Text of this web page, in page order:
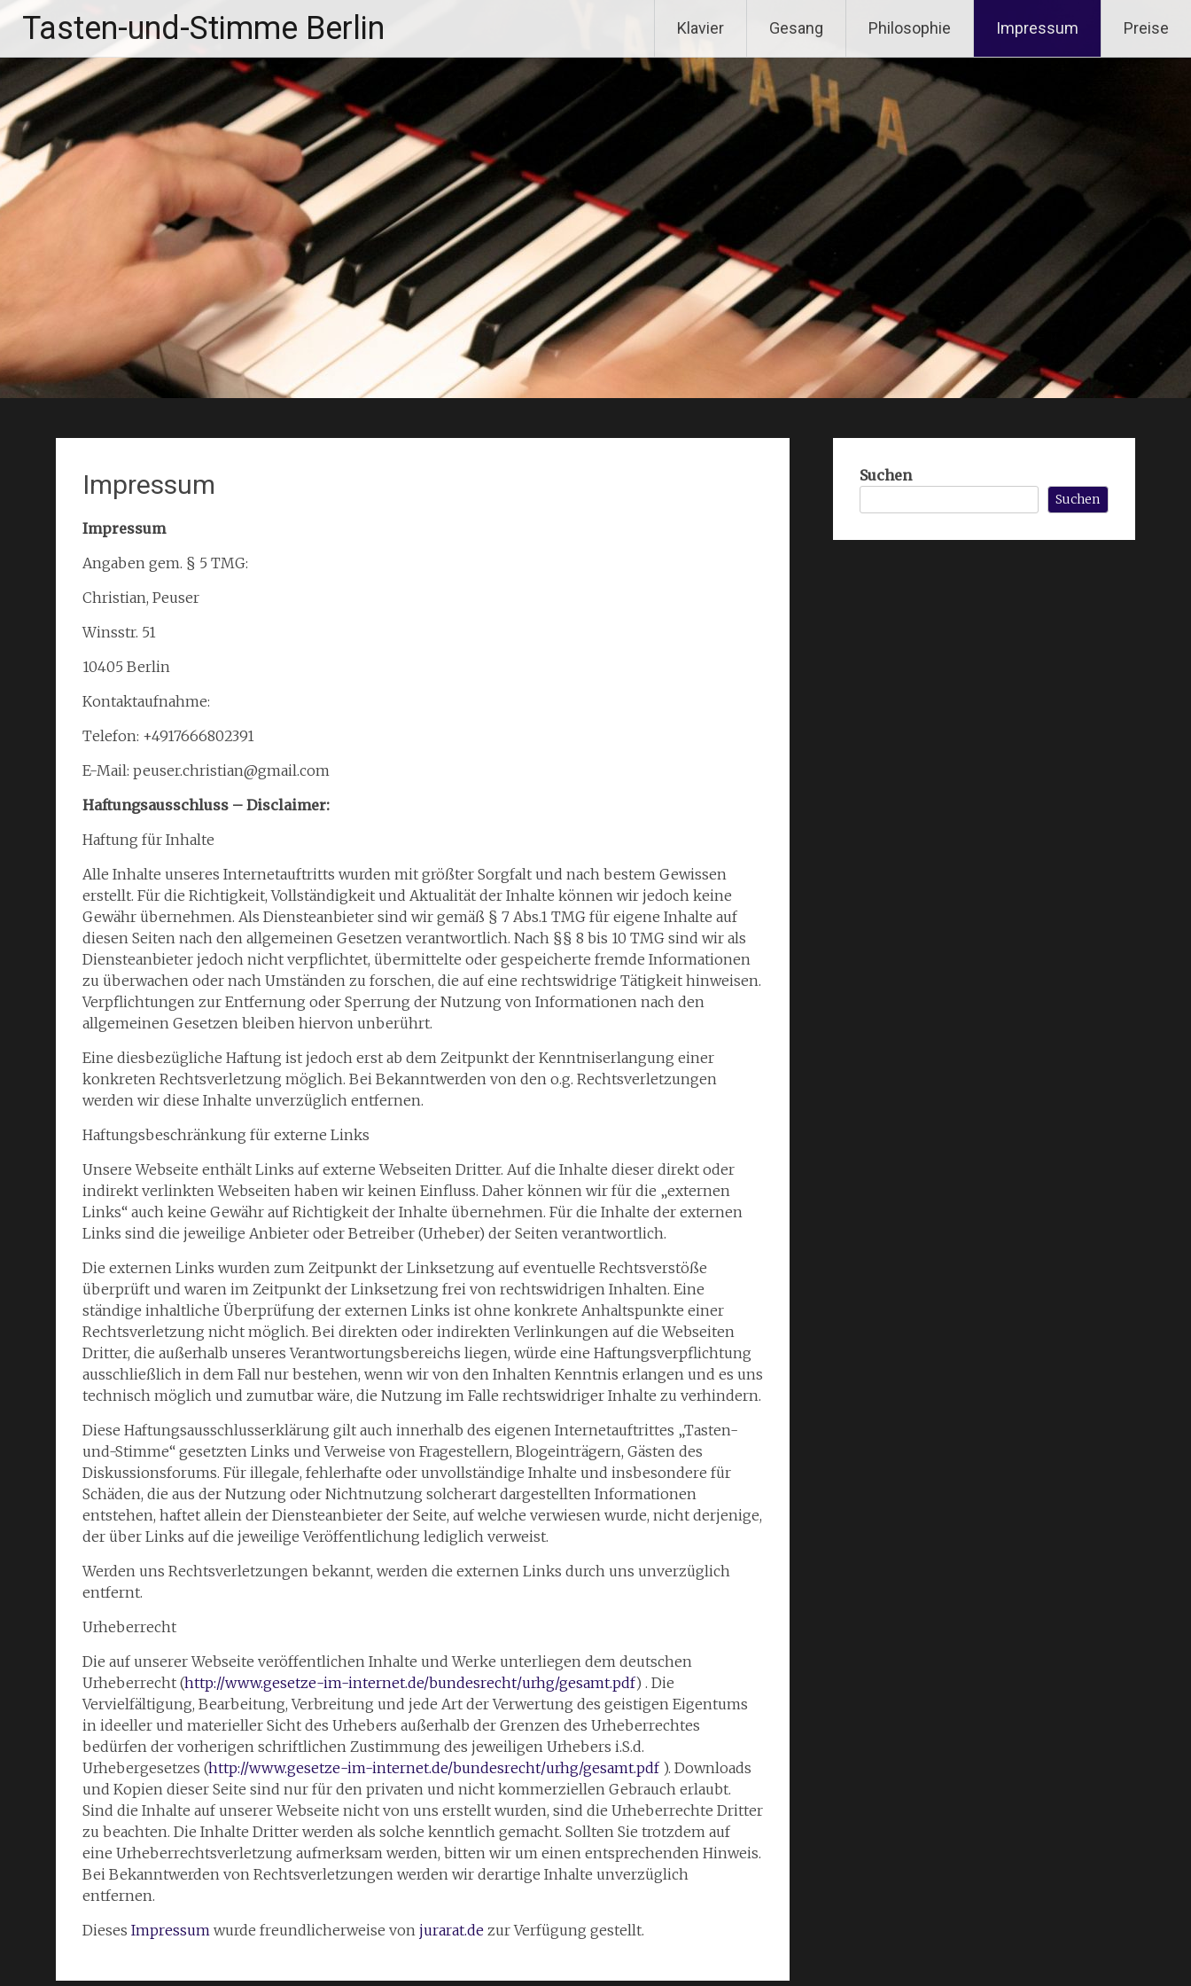
springen
Tasten-und-Stimme Berlin Klavier Gesang Philosophie Impressum Preise
Impressum
Impressum
Angaben gem. § 5 TMG:
Christian, Peuser
Winsstr. 51
10405 Berlin
Kontaktaufnahme:
Telefon: +4917666802391
E-Mail: peuser.christian@gmail.com
Haftungsausschluss – Disclaimer:
Haftung für Inhalte
Alle Inhalte unseres Internetauftritts wurden mit größter Sorgfalt und nach bestem Gewissen
erstellt. Für die Richtigkeit, Vollständigkeit und Aktualität der Inhalte können wir jedoch keine
Gewähr übernehmen. Als Diensteanbieter sind wir gemäß § 7 Abs.1 TMG für eigene Inhalte auf
diesen Seiten nach den allgemeinen Gesetzen verantwortlich. Nach §§ 8 bis 10 TMG sind wir als
Diensteanbieter jedoch nicht verpflichtet, übermittelte oder gespeicherte fremde Informationen
zu überwachen oder nach Umständen zu forschen, die auf eine rechtswidrige Tätigkeit hinweisen.
Verpflichtungen zur Entfernung oder Sperrung der Nutzung von Informationen nach den
allgemeinen Gesetzen bleiben hiervon unberührt.
Eine diesbezügliche Haftung ist jedoch erst ab dem Zeitpunkt der Kenntniserlangung einer
konkreten Rechtsverletzung möglich. Bei Bekanntwerden von den o.g. Rechtsverletzungen
werden wir diese Inhalte unverzüglich entfernen.
Haftungsbeschränkung für externe Links
Unsere Webseite enthält Links auf externe Webseiten Dritter. Auf die Inhalte dieser direkt oder
indirekt verlinkten Webseiten haben wir keinen Einfluss. Daher können wir für die „externen
Links“ auch keine Gewähr auf Richtigkeit der Inhalte übernehmen. Für die Inhalte der externen
Links sind die jeweilige Anbieter oder Betreiber (Urheber) der Seiten verantwortlich.
Die externen Links wurden zum Zeitpunkt der Linksetzung auf eventuelle Rechtsverstöße
überprüft und waren im Zeitpunkt der Linksetzung frei von rechtswidrigen Inhalten. Eine
ständige inhaltliche Überprüfung der externen Links ist ohne konkrete Anhaltspunkte einer
Rechtsverletzung nicht möglich. Bei direkten oder indirekten Verlinkungen auf die Webseiten
Dritter, die außerhalb unseres Verantwortungsbereichs liegen, würde eine Haftungsverpflichtung
ausschließlich in dem Fall nur bestehen, wenn wir von den Inhalten Kenntnis erlangen und es uns
technisch möglich und zumutbar wäre, die Nutzung im Falle rechtswidriger Inhalte zu verhindern.
Diese Haftungsausschlusserklärung gilt auch innerhalb des eigenen Internetauftrittes „Tasten-
und-Stimme“ gesetzten Links und Verweise von Fragestellern, Blogeinträgern, Gästen des
Diskussionsforums. Für illegale, fehlerhafte oder unvollständige Inhalte und insbesondere für
Schäden, die aus der Nutzung oder Nichtnutzung solcherart dargestellten Informationen
entstehen, haftet allein der Diensteanbieter der Seite, auf welche verwiesen wurde, nicht derjenige,
der über Links auf die jeweilige Veröffentlichung lediglich verweist.
Werden uns Rechtsverletzungen bekannt, werden die externen Links durch uns unverzüglich
entfernt.
Urheberrecht
Die auf unserer Webseite veröffentlichen Inhalte und Werke unterliegen dem deutschen
Urheberrecht (http://www.gesetze-im-internet.de/bundesrecht/urhg/gesamt.pdf) . Die
Vervielfältigung, Bearbeitung, Verbreitung und jede Art der Verwertung des geistigen Eigentums
in ideeller und materieller Sicht des Urhebers außerhalb der Grenzen des Urheberrechtes
bedürfen der vorherigen schriftlichen Zustimmung des jeweiligen Urhebers i.S.d.
Urhebergesetzes (http://www.gesetze-im-internet.de/bundesrecht/urhg/gesamt.pdf). Downloads
und Kopien dieser Seite sind nur für den privaten und nicht kommerziellen Gebrauch erlaubt.
Sind die Inhalte auf unserer Webseite nicht von uns erstellt wurden, sind die Urheberrechte Dritter
zu beachten. Die Inhalte Dritter werden als solche kenntlich gemacht. Sollten Sie trotzdem auf
eine Urheberrechtsverletzung aufmerksam werden, bitten wir um einen entsprechenden Hinweis.
Bei Bekanntwerden von Rechtsverletzungen werden wir derartige Inhalte unverzüglich
entfernen.
Dieses Impressum wurde freundlicherweise von jurarat.de zur Verfügung gestellt.
Suchen
Suchen